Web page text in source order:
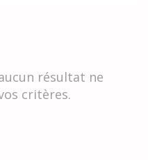
résultat ne
critères.